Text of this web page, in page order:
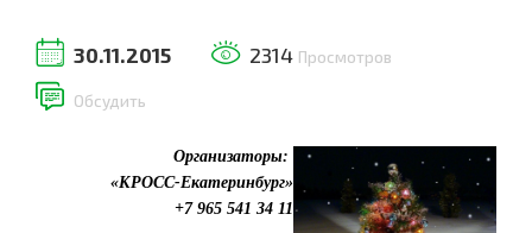
30.11.2015 2314 Просмотров
Обсудить
Организаторы:
«КРОСС-Екатеринбург»
+7 965 541 34 11